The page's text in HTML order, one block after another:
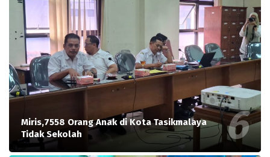
Miris,7558 Orang Anak di Kota Tasikmalaya
Tidak Sekolah